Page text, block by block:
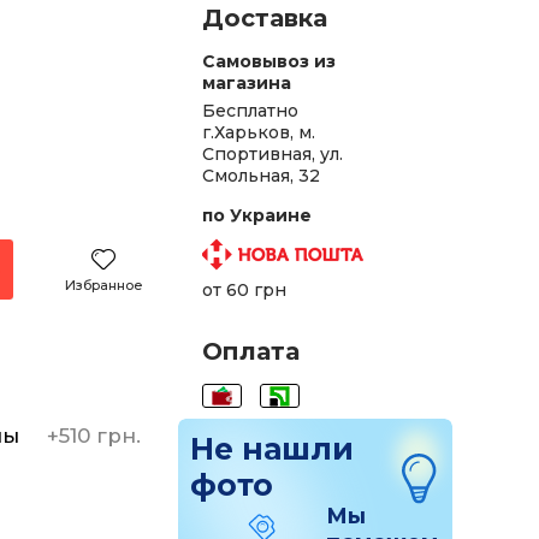
Избранное
+510 грн.
Доставка
Самовывоз из
магазина
Бесплатно
г.Харьков, м.
Спортивная, ул.
Смольная, 32
по Украине
от 60 грн
Оплата
Не нашли
фото
Мы